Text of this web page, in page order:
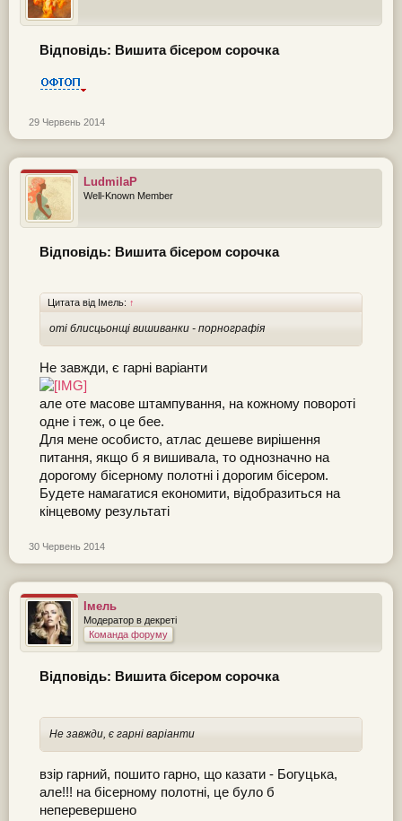
Відповідь: Вишита бісером сорочка
29 Червень 2014
LudmilaP
Well-Known Member
Відповідь: Вишита бісером сорочка
Цитата від Імель: ↑
оті блисцьонщі вишиванки - порнографія
Не завжди, є гарні варіанти
але оте масове штампування, на кожному повороті
одне і теж, о це бее.
Для мене особисто, атлас дешеве вирішення
питання, якщо б я вишивала, то однозначно на
дорогому бісерному полотні і дорогим бісером.
Будете намагатися економити, відобразиться на
кінцевому результаті
30 Червень 2014
Імель
Модератор в декреті
Команда форуму
Відповідь: Вишита бісером сорочка
Не завжди, є гарні варіанти
взір гарний, пошито гарно, що казати - Богуцька,
але!!! на бісерному полотні, це було б
неперевершено